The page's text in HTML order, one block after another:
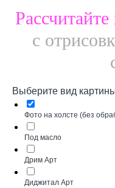
с
Выберите вид
Фото на холсте (без
Под масло
Дрим Арт
Диджитал Арт